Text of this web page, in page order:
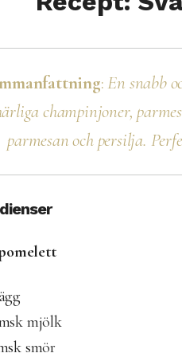
: En snabb
champinjoner,
parmesan och persilja.
mjölk
smör